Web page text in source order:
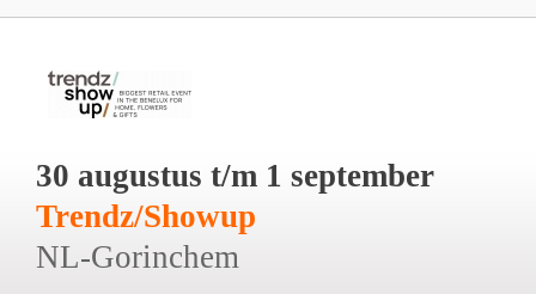
30 augustus t/m 1 september
Trendz/Showup
NL-Gorinchem